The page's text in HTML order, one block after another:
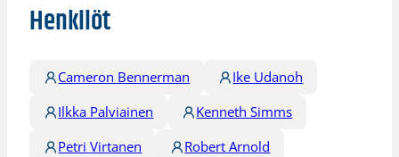
Henkilöt
Cameron Bennerman
Ike Udanoh
Ilkka Palviainen
Kenneth Simms
Petri Virtanen
Robert Arnold